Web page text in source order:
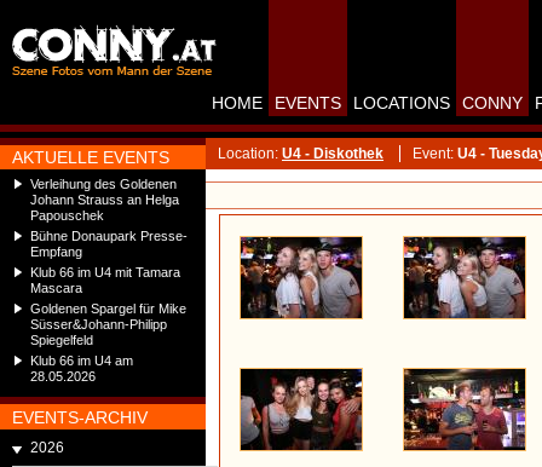
AKTUELLE EVENTS
Verleihung des Goldenen
Johann Strauss an Helga
Papouschek
Bühne Donaupark Presse-
Empfang
Klub 66 im U4 mit Tamara
Mascara
Goldenen Spargel für Mike
Süsser&Johann-Philipp
Spiegelfeld
Klub 66 im U4 am
28.05.2026
EVENTS-ARCHIV
2026
HOME EVENTS LOCATIONS CONNY
Location: U4 - Diskothek Event: U4 -